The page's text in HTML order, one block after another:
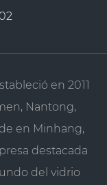
en 2011
Nantong,
en Minhang,
destacada
del vidrio